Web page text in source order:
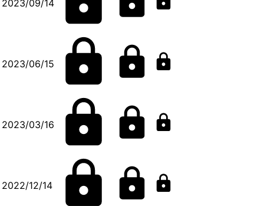
2023/09/14
2023/06/15
2023/03/16
2022/12/14